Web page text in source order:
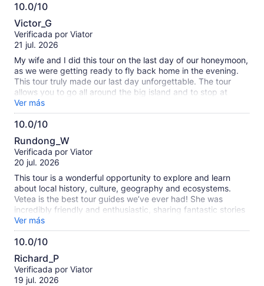
10.0/10
10.0
de
10
Victor_G
Verificada por Viator
21 jul. 2026
My wife and I did this tour on the last day of our honeymoon,
as we were getting ready to fly back home in the evening.
This tour truly made our last day unforgettable. The tour
allows you to go all around the big island and to stop at
beautiful spots along the way. It was a perfect way for us to
see as much of Tahiti as possible in just a day!
Ver más
10.0/10
10.0
de
10
Rundong_W
Verificada por Viator
20 jul. 2026
This tour is a wonderful opportunity to explore and learn
about local history, culture, geography and ecosystems.
Vetea is the best tour guides we’ve ever had! She was
incredibly friendly and enthusiastic, sharing fantastic stories
and a wealth of knowledge throughout the tour. We really
enjoyed the experience and would highly recommend it to
anyone visiting Tahiti.
Ver más
10.0/10
10.0
de
10
Richard_P
Verificada por Viator
19 jul. 2026